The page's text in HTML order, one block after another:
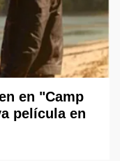
en "Camp
película en